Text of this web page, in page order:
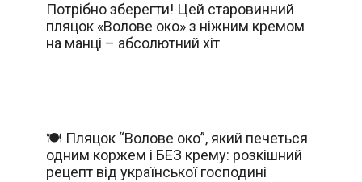
Потрібно зберегти! Цей старовинний
пляцок «Волове око» з ніжним кремом
на манці – абсолютний хіт
🍽️ Пляцок “Волове око”, який печеться
одним коржем і БЕЗ крему: розкішний
рецепт від української господині